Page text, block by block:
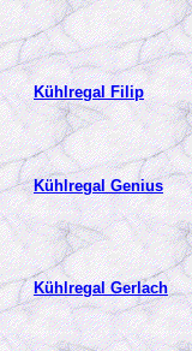
Kühlregal Filip
Kühlregal Genius
Kühlregal Gerlach